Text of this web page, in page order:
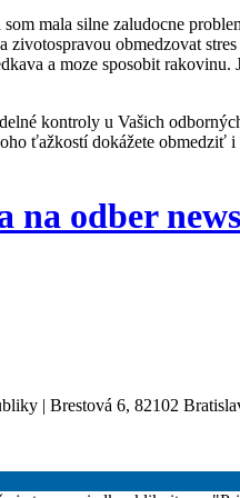
mala silne zaludocne
zivotospravou obmedzovat
a moze sposobit
kontroly u Vašich
ťažkostí dokážete obmedziť
na odber
| Brestová 6, 82102